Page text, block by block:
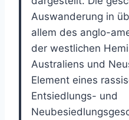
Auswanderung in
allem des anglo-
der westlichen
Australiens und
Element eines
Entsiedlungs- und